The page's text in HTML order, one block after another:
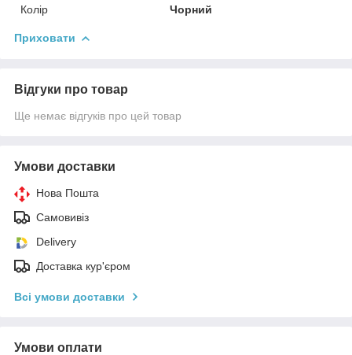
Колір Чорний
Приховати
Відгуки про товар
Ще немає відгуків про цей товар
Умови доставки
Нова Пошта
Самовивіз
Delivery
Доставка кур'єром
Всі умови доставки
Умови оплати